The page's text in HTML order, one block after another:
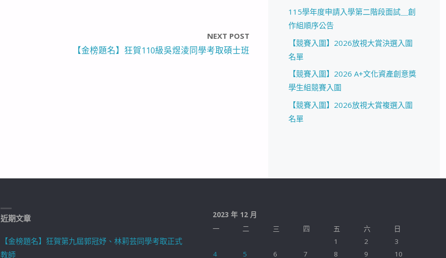
NEXT POST
【金榜題名】狂賀110級吳煜淩同學考取碩士班
115學年度申請入學第二階段面試＿創
作組順序公告
【競賽入圍】2026放視大賞決選入圍
名單
【競賽入圍】2026 A+文化資產創意獎
學生組競賽入圍
【競賽入圍】2026放視大賞複選入圍
名單
近期文章
【金榜題名】狂賀第九屆郭冠妤、林莉芸同學考取正式
教師
2023 年 12 月
一
二 三 四 五 六
日
1
2
3
4
5 6 7 8 9 10